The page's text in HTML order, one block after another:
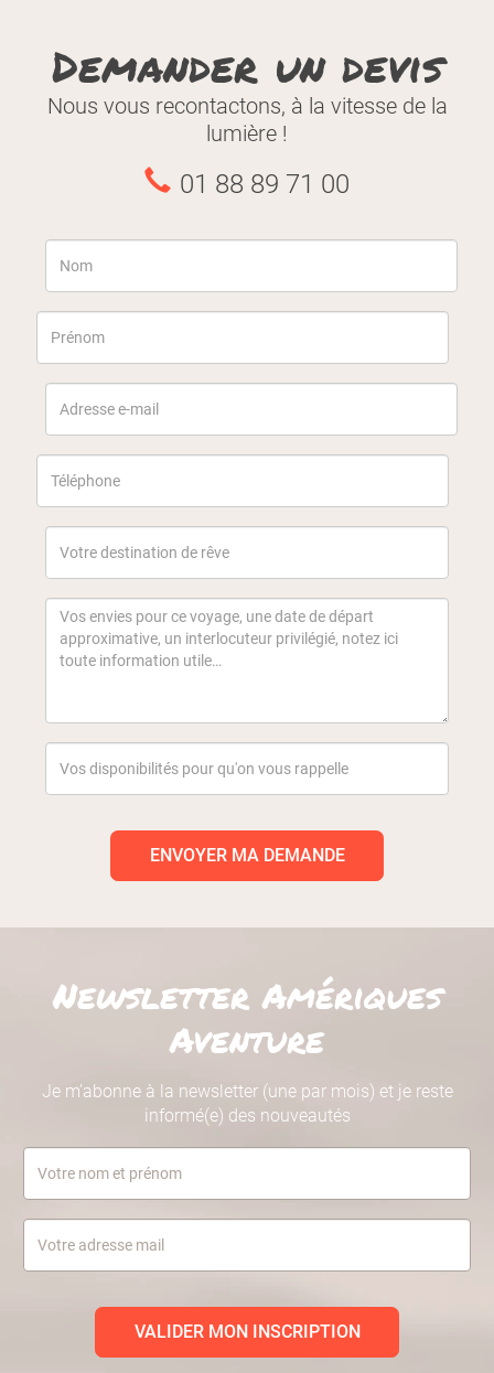
Demander un devis
Nous vous recontactons, à la vitesse de la
lumière !
01 88 89 71 00
ENVOYER MA DEMANDE
Newsletter Amériques
Aventure
Je m’abonne à la newsletter (une par mois) et je reste
informé(e) des nouveautés
VALIDER MON INSCRIPTION